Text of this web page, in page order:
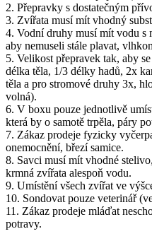
2. Přepravky s dostatečným
3. Zvířata musí mít vhodný
4. Vodní druhy musí mít vodu s
aby nemuseli stále plavat,
5. Velikost přepravek tak, aby
délka těla, 1/3 délky hadů, 2x
těla a pro stromové druhy 3x,
volná).
6. V boxu pouze jednotlivě
která by o samotě trpěla, páry
7. Zákaz prodeje fyzicky
onemocnění, březí samice.
8. Savci musí mít vhodné
krmná zvířata alespoň vodu.
9. Umístění všech zvířat ve
10. Sondovat pouze veterinář
11. Zákaz prodeje mláďat
potravy.